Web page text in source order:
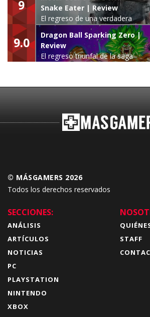
9
Snake Eater | Review
El regreso de una verdadera
leyenda
9.0
Dragon Ball Sparking Zero |
Review
El regreso triunfal de la saga
© MÁSGAMERS 2026
Todos los derechos reservados
SECCIONES:
ANÁLISIS
ARTÍCULOS
NOTICIAS
PC
PLAYSTATION
NINTENDO
XBOX
STAFF